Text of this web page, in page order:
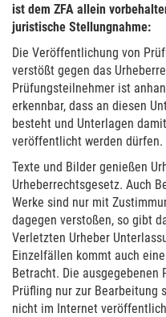
ist dem ZFA allein
juris­ti­sche Stel­lung­nahme:
Die Ver­öffent­li­chung von
ver­stößt gegen das
Prüfungs­teil­neh­mer ist
erkennbar, dass an diesen
besteht und Unter­la­gen
ver­öffent­licht werden dürfen.
Texte und Bilder genießen
Urhe­ber­rechtsge­setz. Auch
Werke sind nur mit
dagegen ver­stoßen, so gibt
Ver­letz­ten Urheber
Einzelfäl­len kommt auch
Betracht. Die aus­ge­gebe­nen
Prüf­ling nur zur Bearbei­tung
nicht im Inter­net